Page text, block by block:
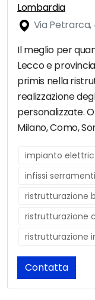
Lombardia
Via Petrarca,
Il meglio per
Lecco e
primis nella
realizzazione
personalizzate.
Milano, Como,
impianto
infissi serramenti
ristrutturazione
ristrutturazione
ristrutturazione
Contatta